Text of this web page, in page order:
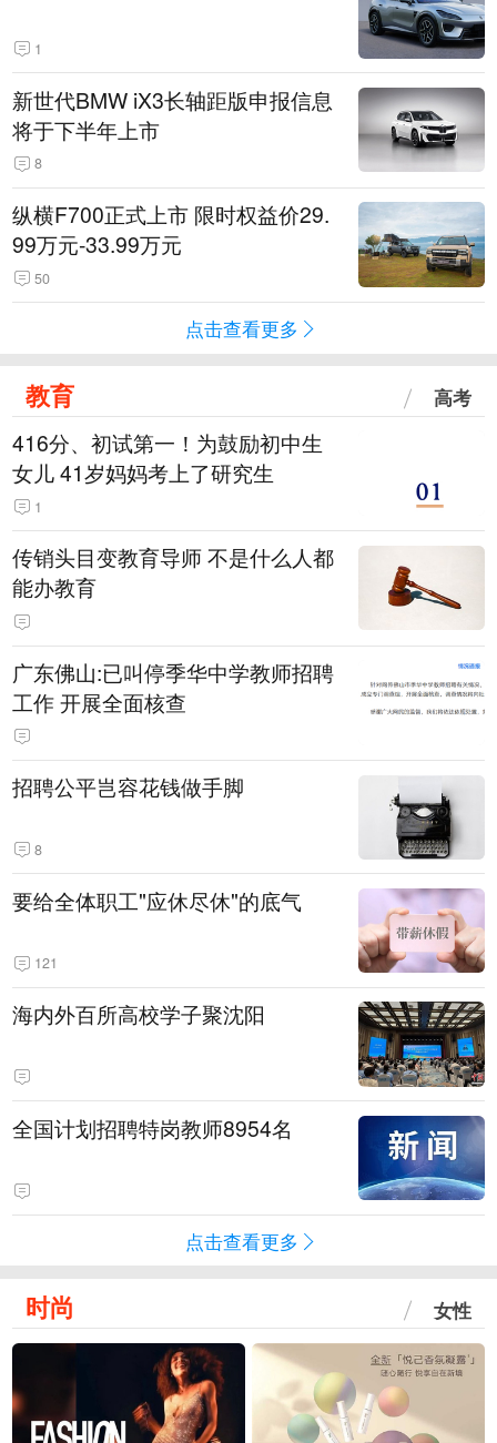
1
新世代BMW iX3长轴距版申报信息
将于下半年上市
8
纵横F700正式上市 限时权益价29.
99万元-33.99万元
50
点击查看更多
教育 高考
416分、初试第一！为鼓励初中生
女儿 41岁妈妈考上了研究生
1
传销头目变教育导师 不是什么人都
能办教育
广东佛山:已叫停季华中学教师招聘
工作 开展全面核查
招聘公平岂容花钱做手脚
8
要给全体职工"应休尽休"的底气
121
海内外百所高校学子聚沈阳
全国计划招聘特岗教师8954名
点击查看更多
时尚 女性